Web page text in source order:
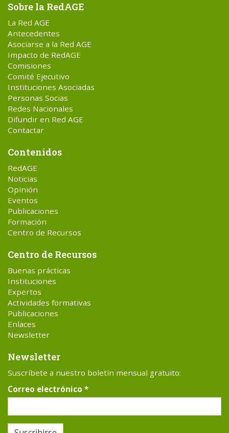
Sobre la RedAGE
La Red AGE
Antecedentes
Asociarse a la Red AGE
Impacto de RedAGE
Comisiones
Comité Ejecutivo
Instituciones Asociadas
Personas Socias
Redes Nacionales
Difundir en Red AGE
Contactar
Contenidos
RedAGE
Noticias
Opinión
Eventos
Publicaciones
Formación
Centro de Recursos
Centro de Recursos
Buenas prácticas
Instituciones
Expertos
Actividades formativas
Publicaciones
Enlaces
Newsletter
Newsletter
Suscríbete a nuestro boletín mensual gratuito:
Correo electrónico *